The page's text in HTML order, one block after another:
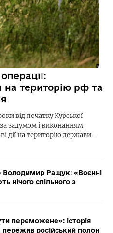
на територію рф та
від початку Курської
задумом і виконанням
дії на територію держави-
Володимир Ращук: «Воєнні
нічого спільного з
переможене»: історія
пережив російський полон